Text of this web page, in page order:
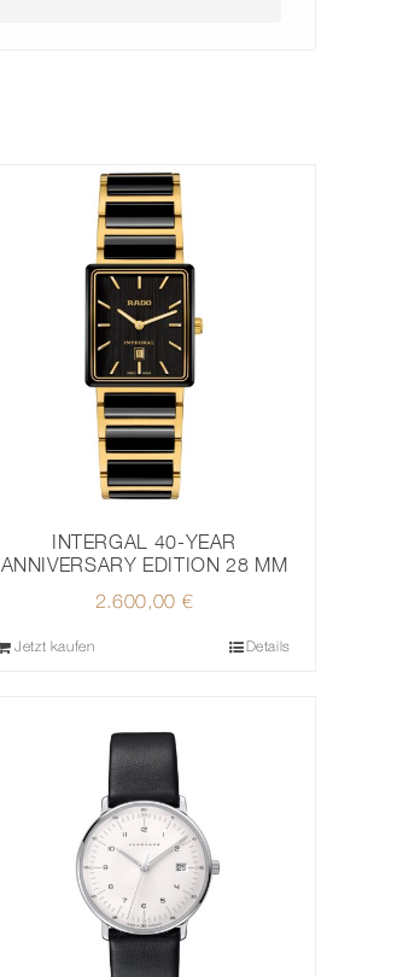
INTERGAL 40-YEAR
ANNIVERSARY EDITION 28 MM
2.600,00 €
Jetzt kaufen Details